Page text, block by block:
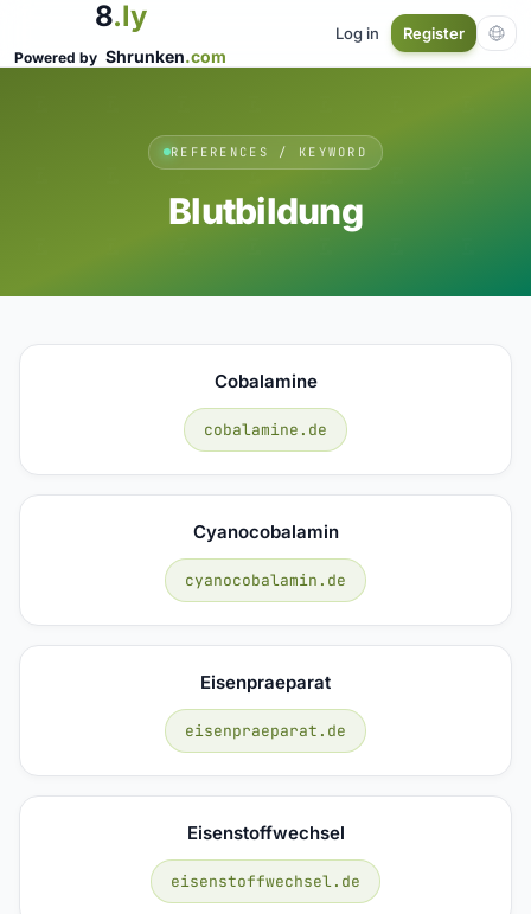
8.ly
Powered by Shrunken.com
Log in Register
REFERENCES / KEYWORD
Blutbildung
Cobalamine
cobalamine.de
Cyanocobalamin
cyanocobalamin.de
Eisenpraeparat
eisenpraeparat.de
Eisenstoffwechsel
eisenstoffwechsel.de